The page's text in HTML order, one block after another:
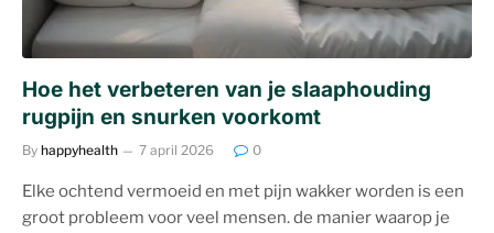
Hoe het verbeteren van je slaaphouding
rugpijn en snurken voorkomt
By happyhealth 7 april 2026 0
Elke ochtend vermoeid en met pijn wakker worden is een
groot probleem voor veel mensen. de manier waarop je